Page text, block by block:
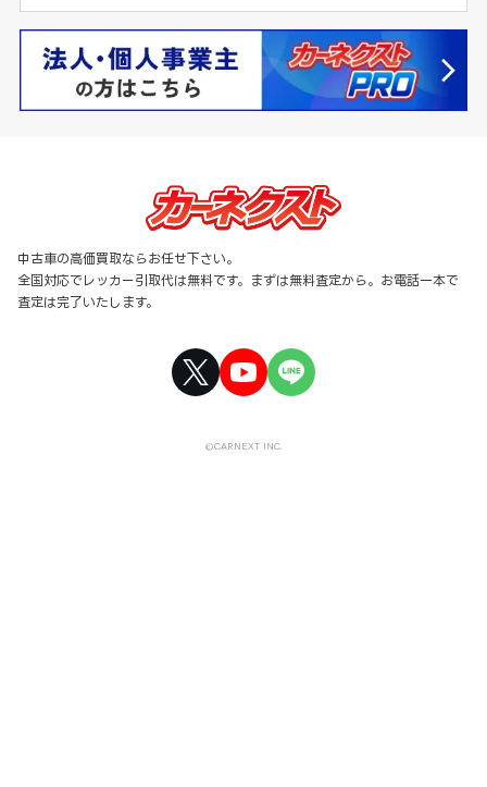
中古車の高価買取ならお任せ下さい。
全国対応でレッカー引取代は無料です。まずは無料査定から。お電話一本で
査定は完了いたします。
©CARNEXT INC.